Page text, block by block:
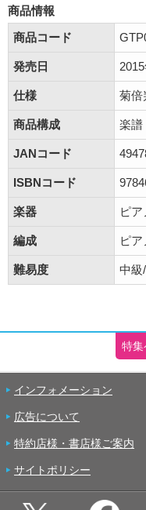
商品情報
商品コード
発売日
仕様 菊倍
商品構成 楽譜
JANコード
ISBNコード
楽器 ピア
編成 ピ
難易度 中級
特集
インフォメーション
広告について
特約店様・書店様ご案内
サイトポリシー